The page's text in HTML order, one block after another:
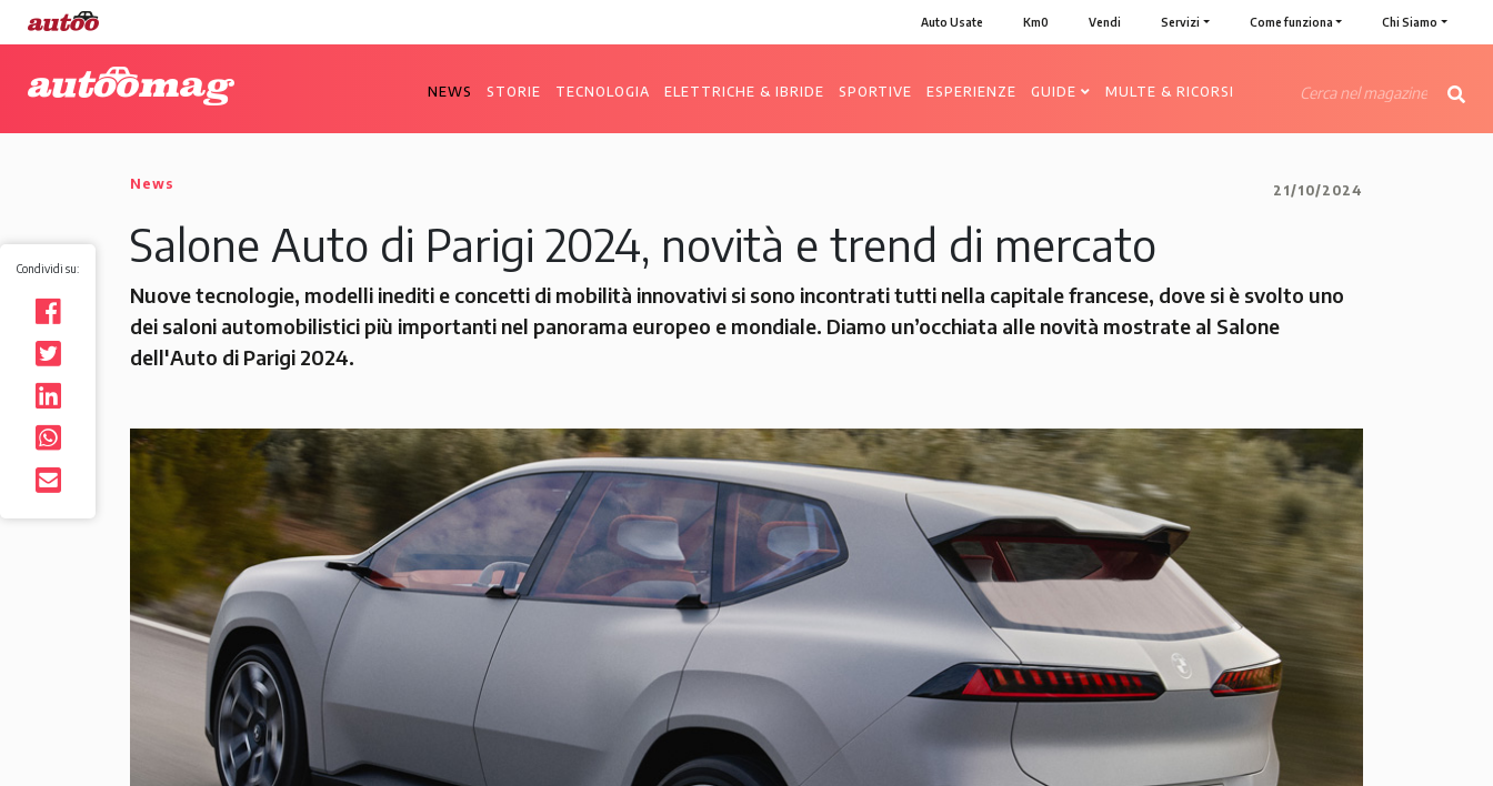
News 21/10/2024
Salone Auto di Parigi 2024, novità e trend di mercato
Nuove tecnologie, modelli inediti e concetti di mobilità innovativi si sono incontrati tutti nella capitale francese, dove si è svolto uno
dei saloni automobilistici più importanti nel panorama europeo e mondiale. Diamo un’occhiata alle novità mostrate al Salone
dell'Auto di Parigi 2024.
Condividi su:
Auto Usate Km0 Vendi Servizi Come funziona Chi Siamo
NEWS STORIE TECNOLOGIA ELETTRICHE & IBRIDE SPORTIVE ESPERIENZE GUIDE MULTE & RICORSI